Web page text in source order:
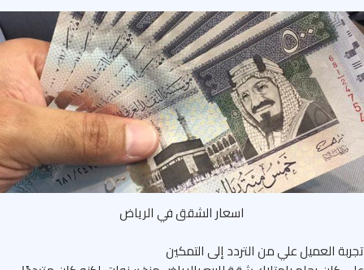
اسعار الشقق في الرياض
العميل علي من التردد إلى التمكين